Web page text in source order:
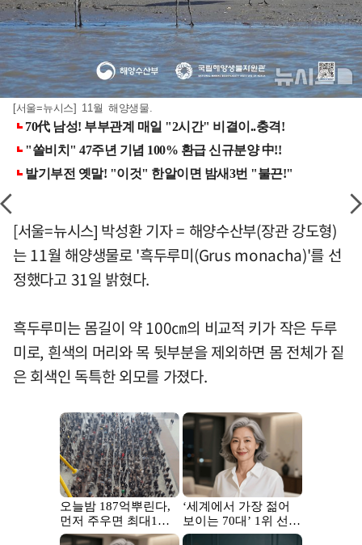
[서울=뉴시스] 11월 해양생물.
[서울=뉴시스] 박성환 기자 = 해양수산부(장관 강도형)
는 11월 해양생물로 '흑두루미(Grus monacha)'를 선
정했다고 31일 밝혔다.
흑두루미는 몸길이 약 100㎝의 비교적 키가 작은 두루
미로, 흰색의 머리와 목 뒷부분을 제외하면 몸 전체가 짙
은 회색인 독특한 외모를 가졌다.